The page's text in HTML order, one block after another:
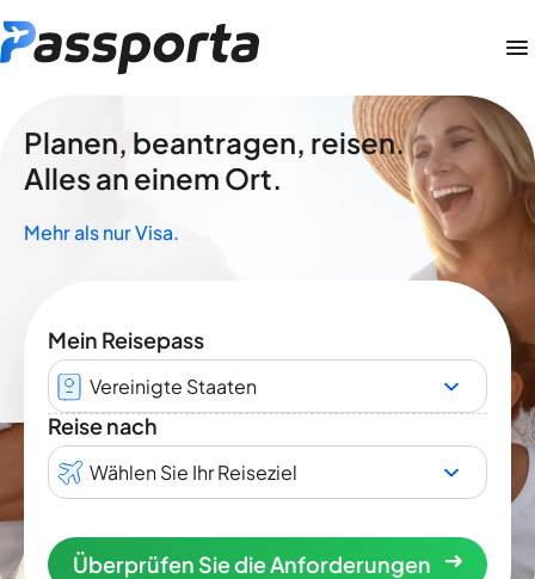
Planen, beantragen, reisen.
Alles an einem Ort.
Mehr als nur Visa.
Mein Reisepass
Vereinigte Staaten
Reise nach
Wählen Sie Ihr Reiseziel
Überprüfen Sie die Anforderungen